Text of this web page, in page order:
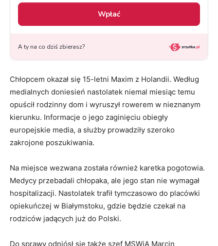
Chłopcem okazał się 15-letni Maxim z Holandii. Według
medialnych doniesień nastolatek niemal miesiąc temu
opuścił rodzinny dom i wyruszył rowerem w nieznanym
kierunku. Informacje o jego zaginięciu obiegły
europejskie media, a służby prowadziły szeroko
zakrojone poszukiwania.
Na miejsce wezwana została również karetka pogotowia.
Medycy przebadali chłopaka, ale jego stan nie wymagał
hospitalizacji. Nastolatek trafił tymczasowo do placówki
opiekuńczej w Białymstoku, gdzie będzie czekał na
rodziców jadących już do Polski.
Do sprawy odniósł się także szef MSWiA Marcin